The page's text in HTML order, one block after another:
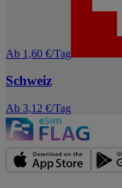
Ab 1,60 €/Tag
Schweiz
Ab 3,12 €/Tag